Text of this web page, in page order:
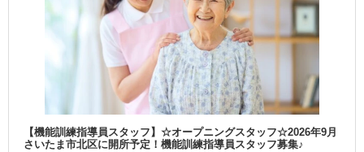
【機能訓練指導員スタッフ】☆オープニングスタッフ☆2026年9月
さいたま市北区に開所予定！機能訓練指導員スタッフ募集♪